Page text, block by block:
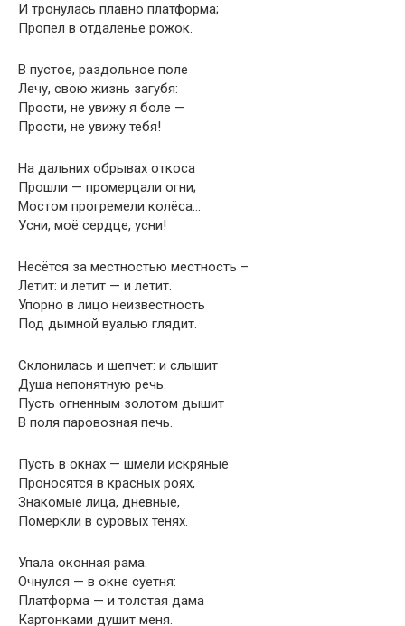
И тронулась плавно платформа;
Пропел в отдаленье рожок.
В пустое, раздольное поле
Лечу, свою жизнь загубя:
Прости, не увижу я боле —
Прости, не увижу тебя!
На дальних обрывах откоса
Прошли — промерцали огни;
Мостом прогремели колёса…
Усни, моё сердце, усни!
Несётся за местностью местность –
Летит: и летит — и летит.
Упорно в лицо неизвестность
Под дымной вуалью глядит.
Склонилась и шепчет: и слышит
Душа непонятную речь.
Пусть огненным золотом дышит
В поля паровозная печь.
Пусть в окнах — шмели искряные
Проносятся в красных роях,
Знакомые лица, дневные,
Померкли в суровых тенях.
Упала оконная рама.
Очнулся — в окне суетня:
Платформа — и толстая дама
Картонками душит меня.